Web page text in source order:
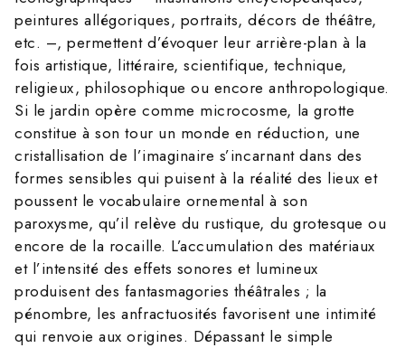
peintures allégoriques, portraits, décors de théâtre,
etc. –, permettent d’évoquer leur arrière-plan à la
fois artistique, littéraire, scientifique, technique,
religieux, philosophique ou encore anthropologique.
Si le jardin opère comme microcosme, la grotte
constitue à son tour un monde en réduction, une
cristallisation de l’imaginaire s’incarnant dans des
formes sensibles qui puisent à la réalité des lieux et
poussent le vocabulaire ornemental à son
paroxysme, qu’il relève du rustique, du grotesque ou
encore de la rocaille. L’accumulation des matériaux
et l’intensité des effets sonores et lumineux
produisent des fantasmagories théâtrales ; la
pénombre, les anfractuosités favorisent une intimité
qui renvoie aux origines. Dépassant le simple